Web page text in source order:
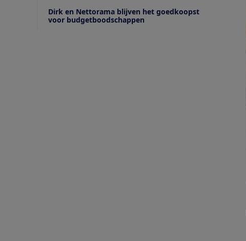
Dirk en Nettorama blijven het goedkoopst
voor budgetboodschappen